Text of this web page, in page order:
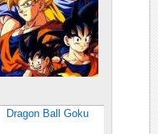
Dragon Ball Goku